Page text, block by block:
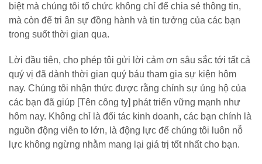
biệt mà chúng tôi tổ chức không chỉ để chia sẻ thông tin,
mà còn để tri ân sự đồng hành và tin tưởng của các bạn
trong suốt thời gian qua.
Lời đầu tiên, cho phép tôi gửi lời cảm ơn sâu sắc tới tất cả
quý vị đã dành thời gian quý báu tham gia sự kiện hôm
nay. Chúng tôi nhận thức được rằng chính sự ủng hộ của
các bạn đã giúp [Tên công ty] phát triển vững mạnh như
hôm nay. Không chỉ là đối tác kinh doanh, các bạn chính là
nguồn động viên to lớn, là động lực để chúng tôi luôn nỗ
lực không ngừng nhằm mang lại giá trị tốt nhất cho bạn.